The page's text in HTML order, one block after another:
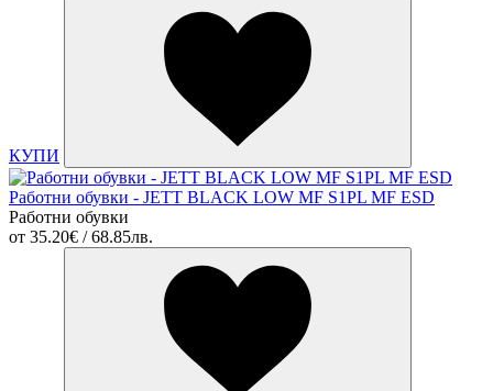
КУПИ
Работни обувки - JETT BLACK LOW MF S1PL MF ESD
Работни обувки
от 35.20€ / 68.85лв.